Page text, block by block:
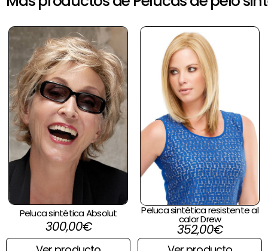
Peluca sintética Absolut
300,00€
Peluca sintética resistente al
calor Drew
352,00€